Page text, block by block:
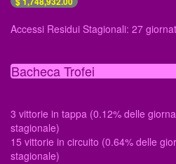
Accessi Residui Stagionali: 27
Bacheca Trofei
3 vittorie in tappa (0.12% delle
stagionale)
15 vittorie in circuito (0.64% delle
stagionale)